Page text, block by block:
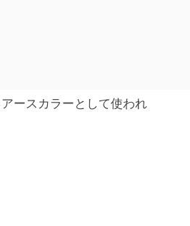
ースカラーとして使われ